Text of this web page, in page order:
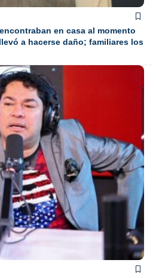
en casa al momento
a hacerse daño; familiares los